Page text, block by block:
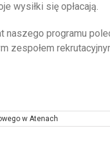
wysiłki się opłacają.
programu
zespołem
w Atenach